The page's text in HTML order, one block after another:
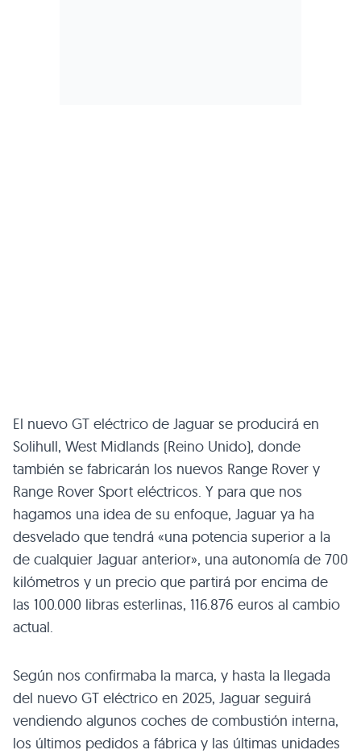
El nuevo GT eléctrico de Jaguar se producirá en
Solihull, West Midlands (Reino Unido), donde
también se fabricarán los nuevos Range Rover y
Range Rover Sport eléctricos. Y para que nos
hagamos una idea de su enfoque, Jaguar ya ha
desvelado que tendrá «una potencia superior a la
de cualquier Jaguar anterior», una autonomía de 700
kilómetros y un precio que partirá por encima de
las 100.000 libras esterlinas, 116.876 euros al cambio
actual.
Según nos confirmaba la marca, y hasta la llegada
del nuevo GT eléctrico en 2025, Jaguar seguirá
vendiendo algunos coches de combustión interna,
los últimos pedidos a fábrica y las últimas unidades